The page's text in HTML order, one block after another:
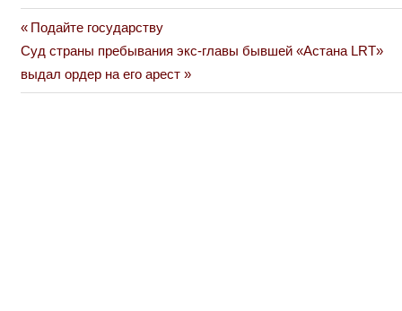
Навигация
по
Previous
Post:
Подайте государству
Next
Post:
Суд страны пребывания экс-главы бывшей «Астана LRT»
выдал ордер на его арест